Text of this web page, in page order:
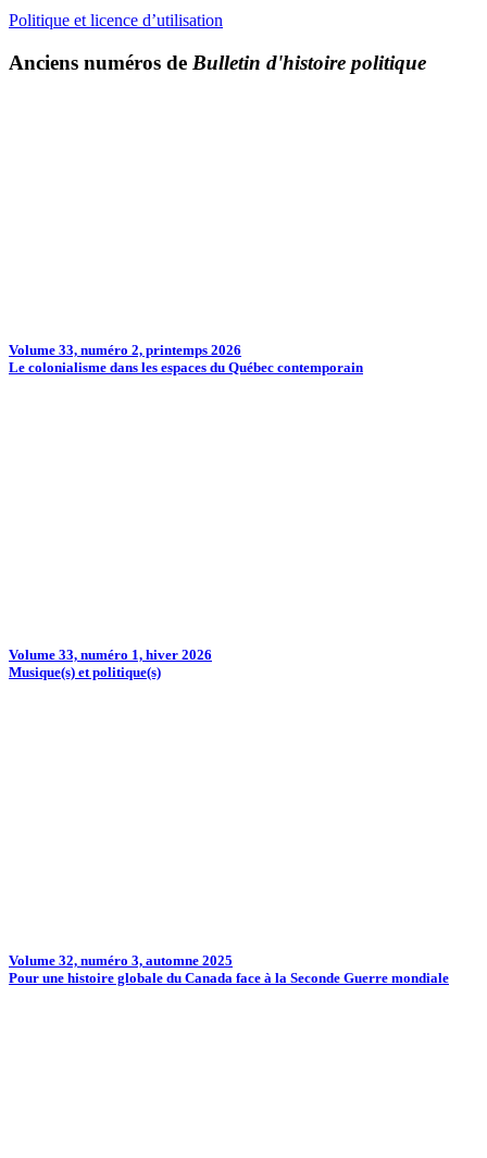
Politique et licence d’utilisation
Anciens numéros de Bulletin d'histoire politique
Volume 33, numéro 2, printemps 2026
Le colonialisme dans les espaces du Québec contemporain
Volume 33, numéro 1, hiver 2026
Musique(s) et politique(s)
Volume 32, numéro 3, automne 2025
Pour une histoire globale du Canada face à la Seconde Guerre mondiale